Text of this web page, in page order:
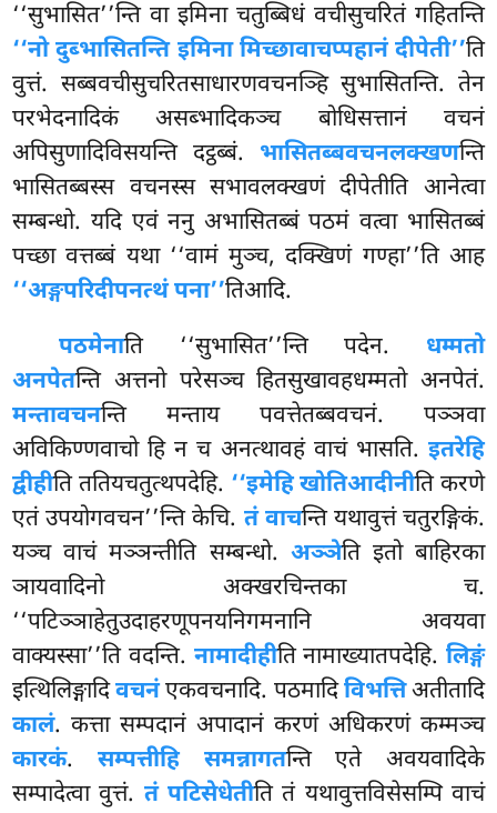
‘‘सुभासित’’न्ति वा इमिना चतुब्बिधं वचीसुचरितं गहितन्ति
‘‘नो दुब्भासितन्ति इमिना मिच्छावाचप्पहानं दीपेती’’ति
वुत्तं. सब्बवचीसुचरितसाधारणवचनञ्हि सुभासितन्ति. तेन
परभेदनादिकं असब्भादिकञ्च बोधिसत्तानं वचनं
अपिसुणादिविसयन्ति दट्ठब्बं. भासितब्बवचनलक्खणन्ति
भासितब्बस्स वचनस्स सभावलक्खणं दीपेतीति आनेत्वा
सम्बन्धो. यदि एवं ननु अभासितब्बं पठमं वत्वा भासितब्बं
पच्छा वत्तब्बं यथा ‘‘वामं मुञ्च, दक्खिणं गण्हा’’ति आह
‘‘अङ्गपरिदीपनत्थं पना’’तिआदि.
पठमेनाति ‘‘सुभासित’’न्ति पदेन. धम्मतो
अनपेतन्ति अत्तनो परेसञ्च हितसुखावहधम्मतो अनपेतं.
मन्तावचनन्ति मन्ताय पवत्तेतब्बवचनं. पञ्ञवा
अविकिण्णवाचो हि न च अनत्थावहं वाचं भासति. इतरेहि
द्वीहीति ततियचतुत्थपदेहि. ‘‘इमेहि खोतिआदीनीति करणे
एतं उपयोगवचन’’न्ति केचि. तं वाचन्ति यथावुत्तं चतुरङ्गिकं.
यञ्च वाचं मञ्ञन्तीति सम्बन्धो. अञ्ञेति इतो बाहिरका
ञायवादिनो अक्खरचिन्तका च.
‘‘पटिञ्ञाहेतुउदाहरणूपनयनिगमनानि अवयवा
वाक्यस्सा’’ति वदन्ति. नामादीहीति नामाख्यातपदेहि. लिङ्गं
इत्थिलिङ्गादिवचनंएकवचनादि. पठमादिविभत्तिअतीतादि
कालं. कत्ता सम्पदानं अपादानं करणं अधिकरणं कम्मञ्च
कारकं. सम्पत्तीहि समन्नागतन्ति एते अवयवादिके
सम्पादेत्वा वुत्तं. तं पटिसेधेतीति तं यथावुत्तविसेसम्पि वाचं